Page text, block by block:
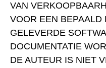
VAN
VOOR EEN BEPAALD
GELEVERDE
DOCUMENTATIE
DE AUTEUR IS NIET